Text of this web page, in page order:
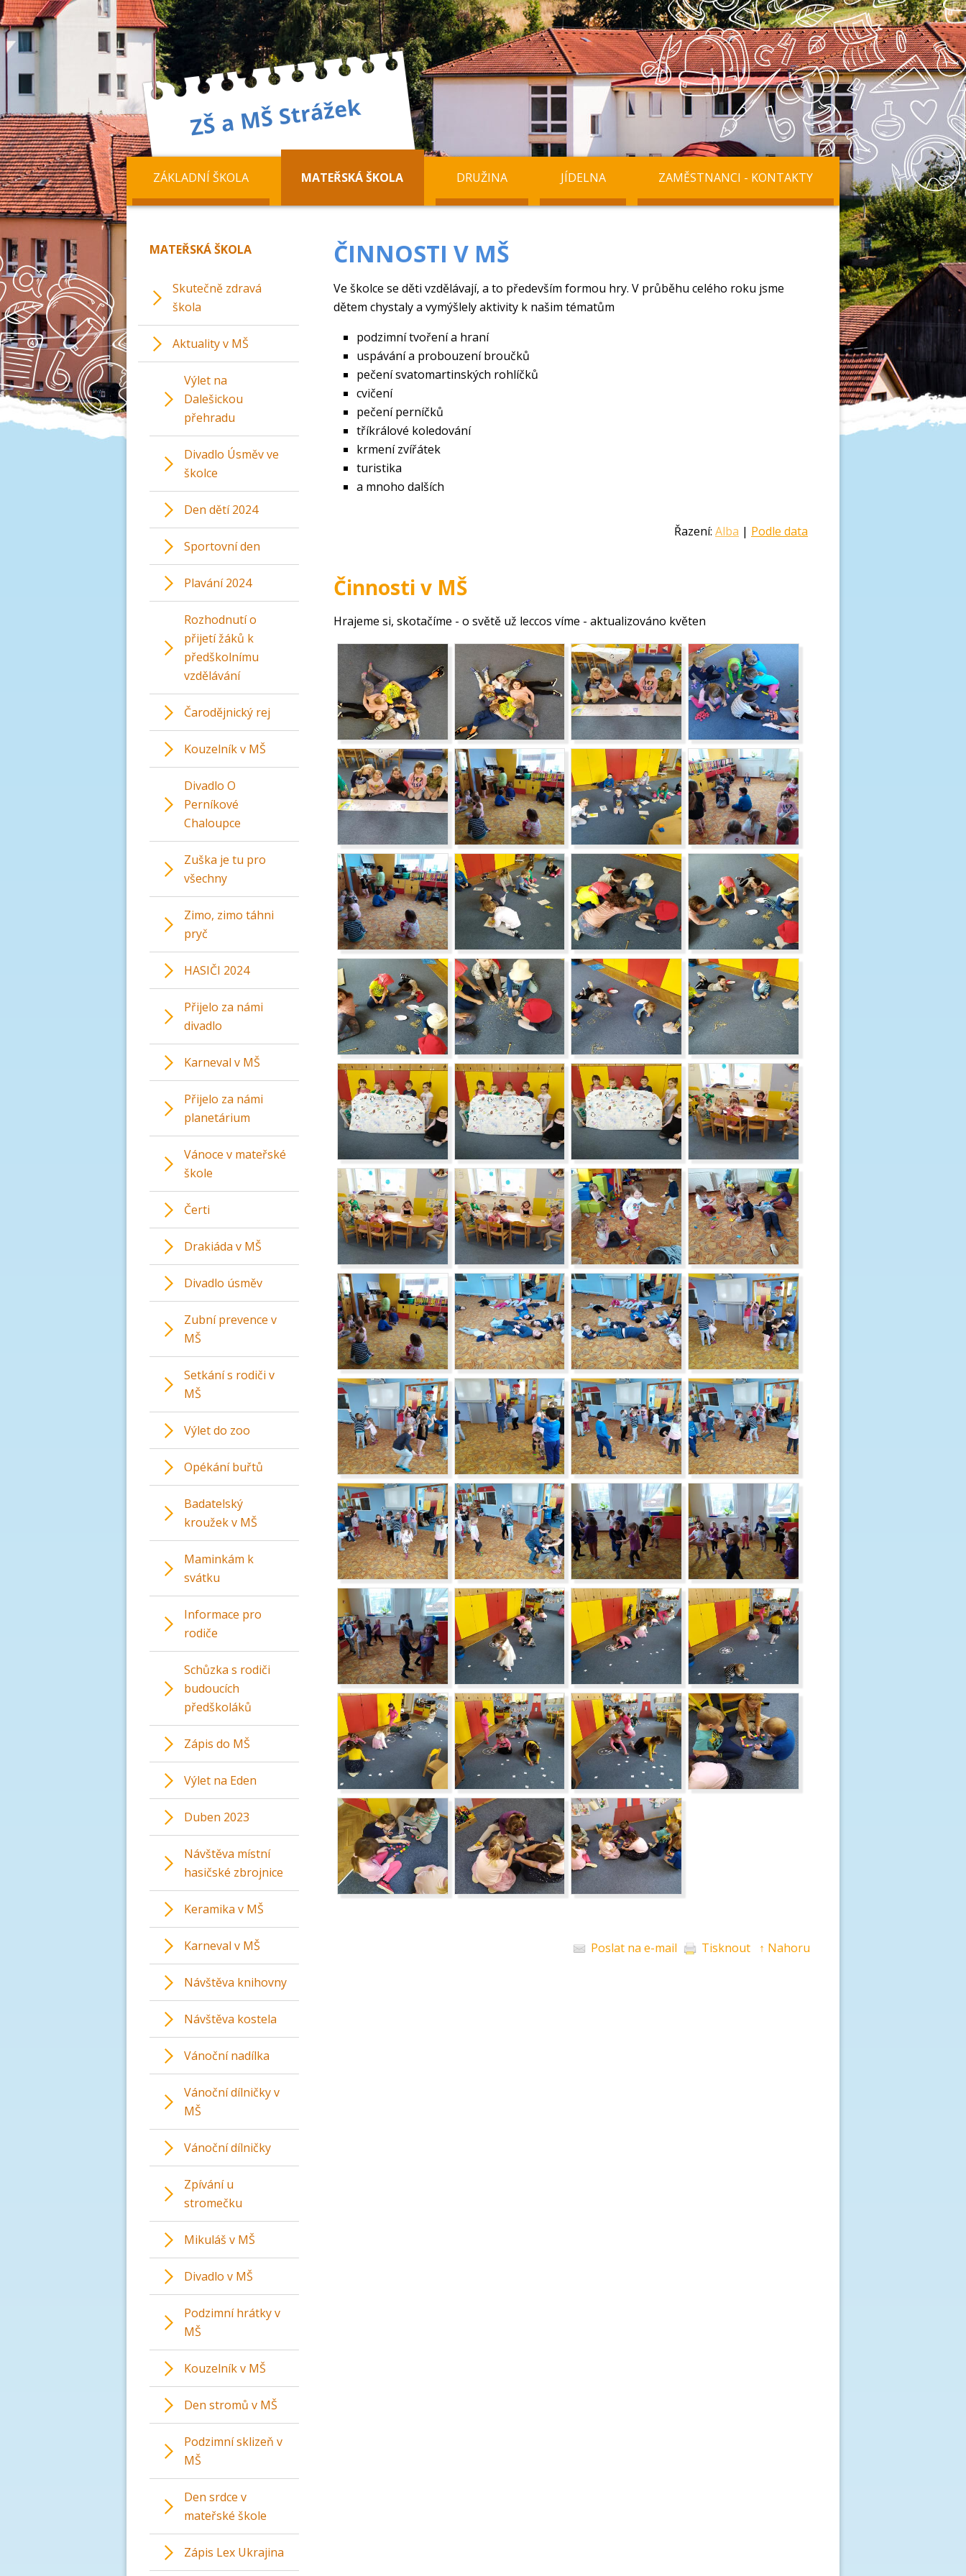
ZÁKLADNÍ ŠKOLA MATEŘSKÁ ŠKOLA DRUŽINA JÍDELNA ZAMĚSTNANCI - KONTAKTY
ČINNOSTI V MŠ
Ve školce se děti vzdělávají, a to především formou hry. V průběhu celého roku jsme
dětem chystaly a vymýšlely aktivity k našim tématům
podzimní tvoření a hraní
uspávání a probouzení broučků
pečení svatomartinských rohlíčků
cvičení
pečení perníčků
tříkrálové koledování
krmení zvířátek
turistika
a mnoho dalších
Řazení: Alba | Podle data
Činnosti v MŠ
Hrajeme si, skotačíme - o světě už leccos víme - aktualizováno květen
Poslat na e-mail Tisknout ↑ Nahoru
MATEŘSKÁ ŠKOLA
Skutečně zdravá
škola
Aktuality v MŠ
Výlet na
Dalešickou
přehradu
Divadlo Úsměv ve
školce
Den dětí 2024
Sportovní den
Plavání 2024
Rozhodnutí o
přijetí žáků k
předškolnímu
vzdělávání
Čarodějnický rej
Kouzelník v MŠ
Divadlo O
Perníkové
Chaloupce
Zuška je tu pro
všechny
Zimo, zimo táhni
pryč
HASIČI 2024
Přijelo za námi
divadlo
Karneval v MŠ
Přijelo za námi
planetárium
Vánoce v mateřské
škole
Čerti
Drakiáda v MŠ
Divadlo úsměv
Zubní prevence v
MŠ
Setkání s rodiči v
MŠ
Výlet do zoo
Opékání buřtů
Badatelský
kroužek v MŠ
Maminkám k
svátku
Informace pro
rodiče
Schůzka s rodiči
budoucích
předškoláků
Zápis do MŠ
Výlet na Eden
Duben 2023
Návštěva místní
hasičské zbrojnice
Keramika v MŠ
Karneval v MŠ
Návštěva knihovny
Návštěva kostela
Vánoční nadílka
Vánoční dílničky v
MŠ
Vánoční dílničky
Zpívání u
stromečku
Mikuláš v MŠ
Divadlo v MŠ
Podzimní hrátky v
MŠ
Kouzelník v MŠ
Den stromů v MŠ
Podzimní sklizeň v
MŠ
Den srdce v
mateřské škole
Zápis Lex Ukrajina